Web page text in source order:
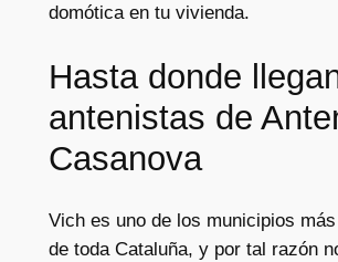
domótica en tu vivienda.
Hasta donde
antenistas de
Casanova
Vich es uno de los municipios
de toda Cataluña, y por tal razón